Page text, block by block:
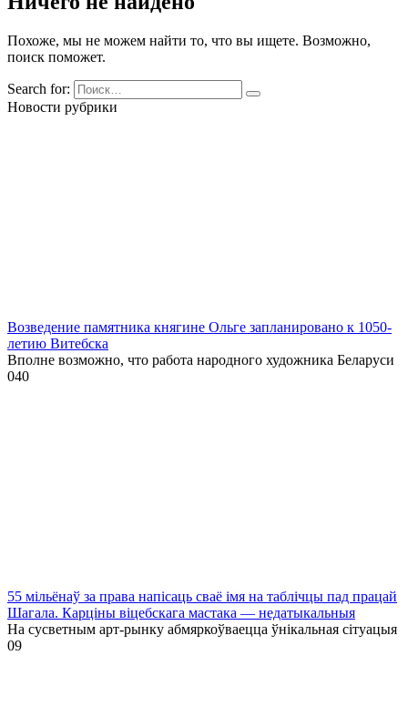
Похоже, мы не можем найти то, что вы ищете. Возможно,
поиск поможет.
Search for:
Новости рубрики
Возведение памятника княгине Ольге запланировано к 1050-
летию Витебска
Вполне возможно, что работа народного художника Беларуси
040
55 мільёнаў за права напісаць сваё імя на таблічцы пад працай
Шагала. Карціны віцебскага мастака — недатыкальныя
На сусветным арт-рынку абмяркоўваецца ўнікальная сітуацыя
09